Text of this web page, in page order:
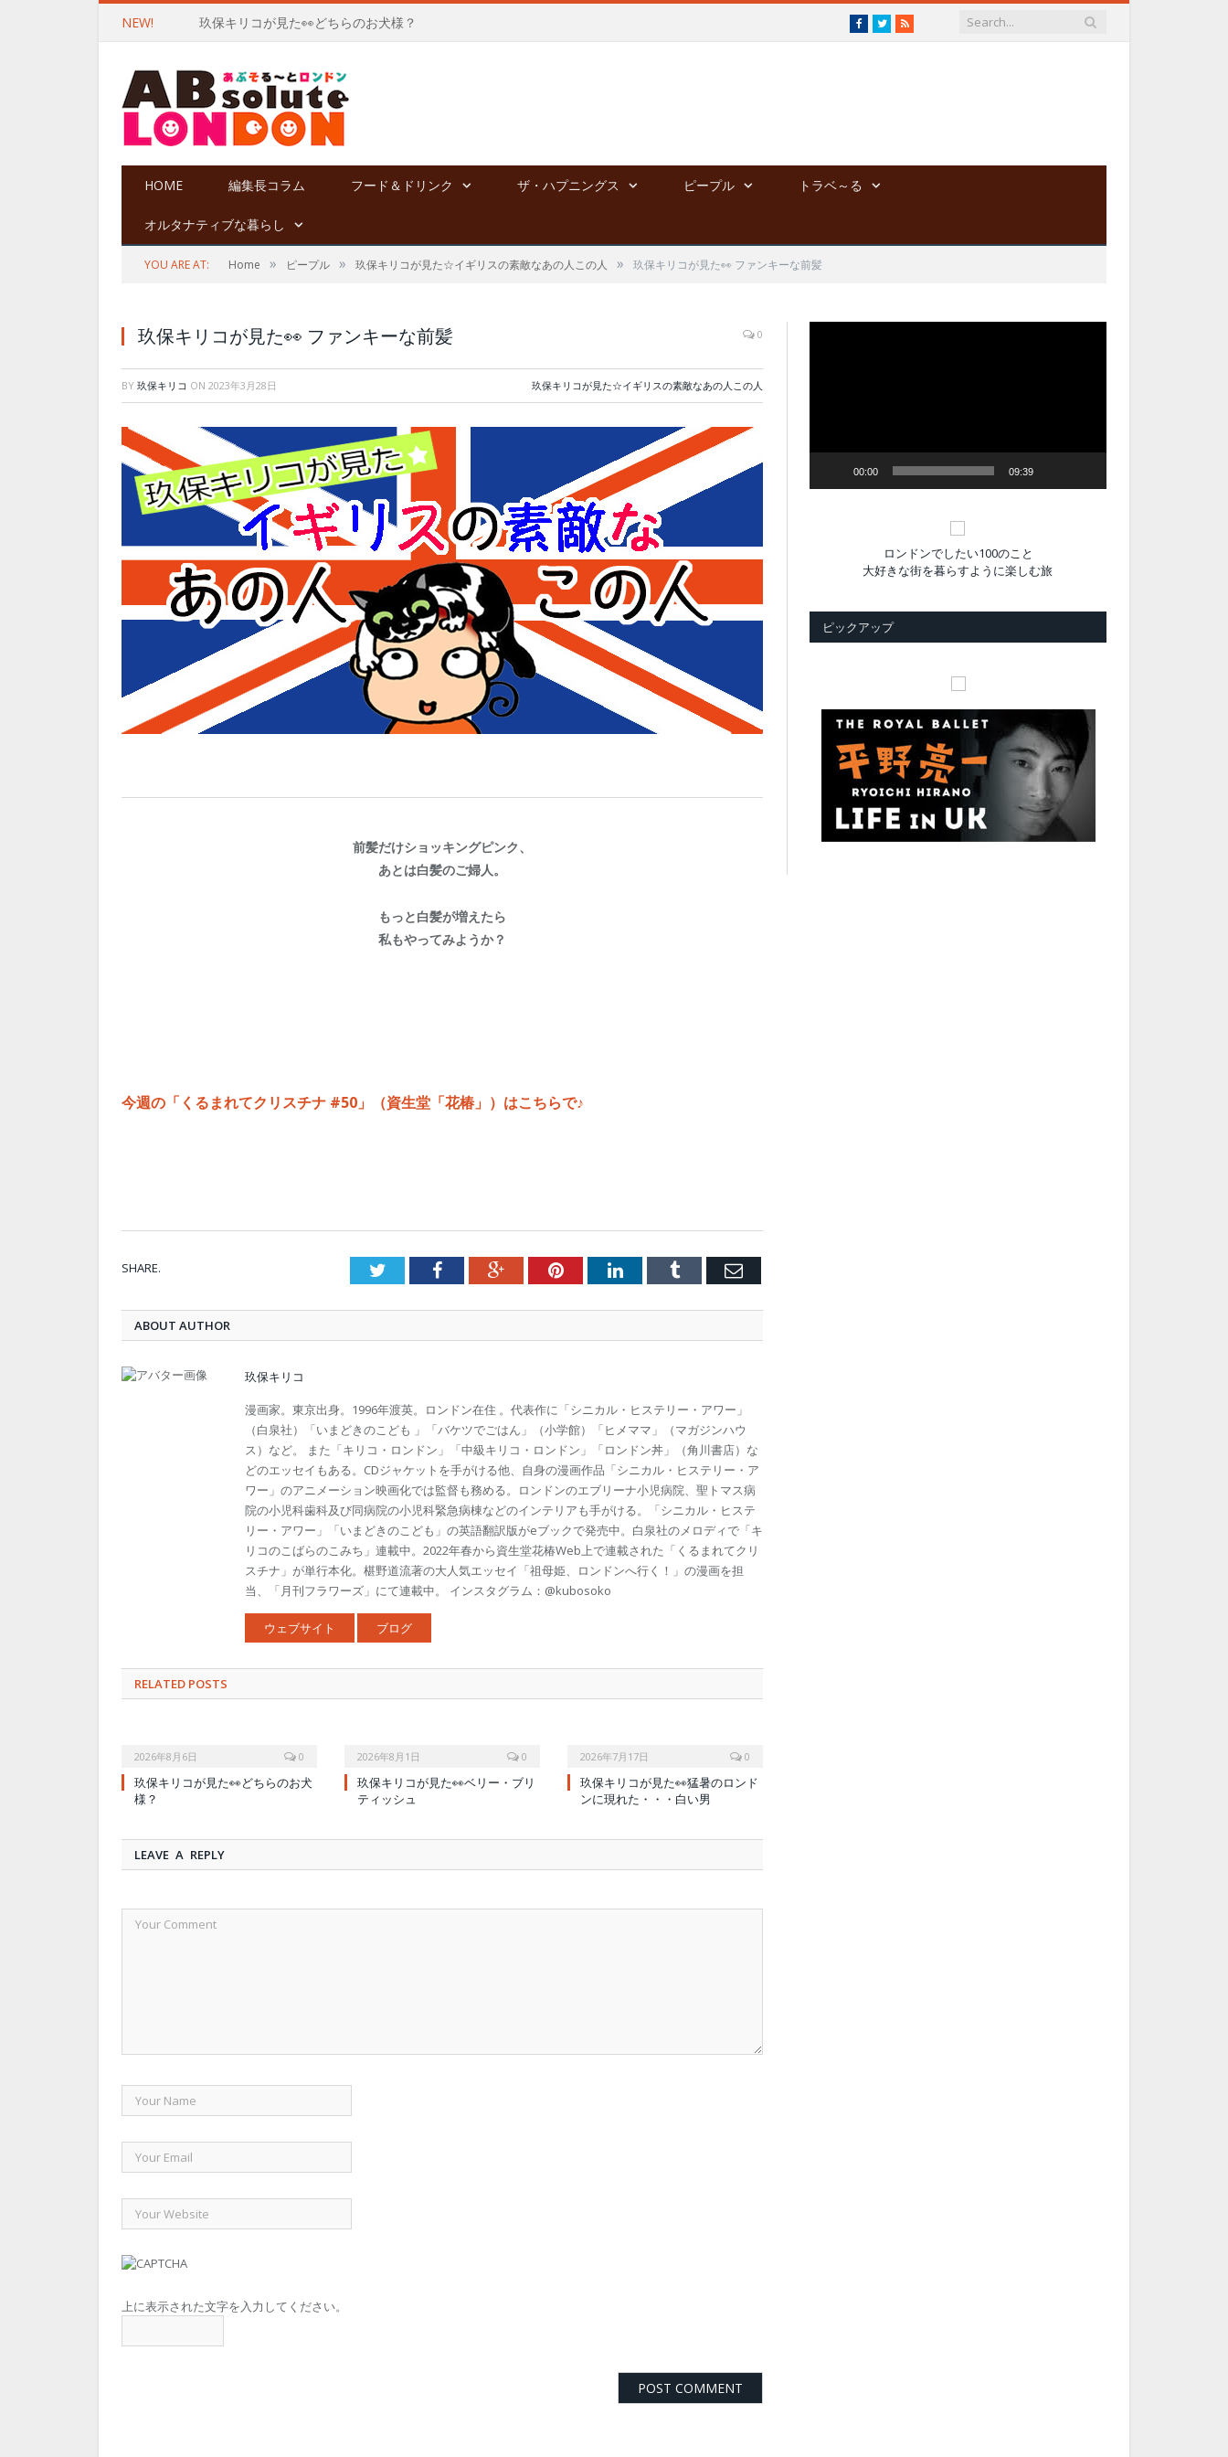
NEW! 玖保キリコが見た👀どちらのお犬様？ Facebook
TwitterRSS
HOME 編集長コラム フード＆ドリンク ザ・ハプニングス ピープル トラベ～る
オルタナティブな暮らし
YOU ARE AT: Home » ピープル » 玖保キリコが見た☆イギリスの素敵なあの人この人 » 玖保キリコが見た👀 ファンキーな前髪
玖保キリコが見た👀 ファンキーな前髪 0
BY 玖保キリコ ON 2023年3月28日 玖保キリコが見た☆イギリスの素敵なあの人この人
前髪だけショッキングピンク、
あとは白髪のご婦人。
もっと白髪が増えたら
私もやってみようか？
今週の「くるまれてクリスチナ #50」（資生堂「花椿」）はこちらで♪
SHARE. TwitterFacebookGoogle+PinterestLinkedInTumblr Email
ABOUT AUTHOR
玖保キリコ
漫画家。東京出身。1996年渡英。ロンドン在住 。代表作に「シニカル・ヒステリー・アワー」
（白泉社）「いまどきのこども 」「バケツでごはん」（小学館）「ヒメママ」（マガジンハウ
ス）など。 また「キリコ・ロンドン」「中級キリコ・ロンドン」「ロンドン丼」（角川書店）な
どのエッセイもある。CDジャケットを手がける他、自身の漫画作品「シニカル・ヒステリー・ア
ワー」のアニメーション映画化では監督も務める。ロンドンのエブリーナ小児病院、聖トマス病
院の小児科歯科及び同病院の小児科緊急病棟などのインテリアも手がける。「シニカル・ヒステ
リー・アワー」「いまどきのこども」の英語翻訳版がeブックで発売中。白泉社のメロディで「キ
リコのこばらのこみち」連載中。2022年春から資生堂花椿Web上で連載された「くるまれてクリ
スチナ」が単行本化。椹野道流著の大人気エッセイ「祖母姫、ロンドンへ行く！」の漫画を担
当、「月刊フラワーズ」にて連載中。 インスタグラム：@kubosoko
ウェブサイト ブログ
RELATED POSTS
2026年8月6日 0
玖保キリコが見た👀どちらのお犬
様？
2026年8月1日 0
玖保キリコが見た👀ベリー・ブリ
ティッシュ
2026年7月17日 0
玖保キリコが見た👀猛暑のロンド
ンに現れた・・・白い男
LEAVE A REPLY
上に表示された文字を入力してください。
00:00 09:39
ロンドンでしたい100のこと
大好きな街を暮らすように楽しむ旅
ピックアップ